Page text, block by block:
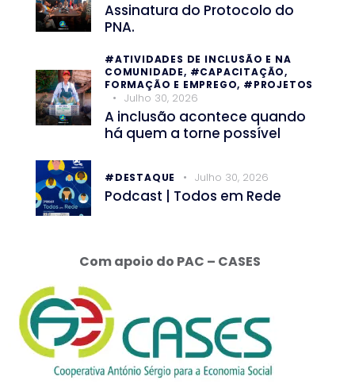
Assinatura do Protocolo do
PNA.
#ATIVIDADES DE INCLUSÃO E NA
COMUNIDADE, #CAPACITAÇÃO,
FORMAÇÃO E EMPREGO, #PROJETOS
Julho 30, 2026
A inclusão acontece quando
há quem a torne possível
#DESTAQUE Julho 30, 2026
Podcast | Todos em Rede
Com apoio do PAC – CASES